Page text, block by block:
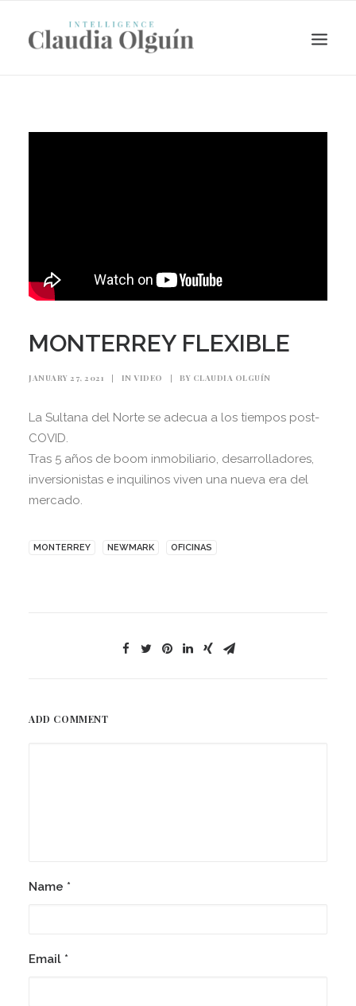
Search
MONTERREY FLEXIBLE
JANUARY 27, 2021 | IN VIDEO | BY CLAUDIA OLGUÍN
La Sultana del Norte se adecua a los tiempos post-
COVID.
Tras 5 años de boom inmobiliario, desarrolladores,
inversionistas e inquilinos viven una nueva era del
mercado.
MONTERREY NEWMARK OFICINAS
ADD COMMENT
Name *
Email *